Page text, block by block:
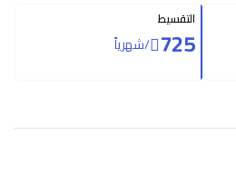
التقسيط
725
/شهرياً